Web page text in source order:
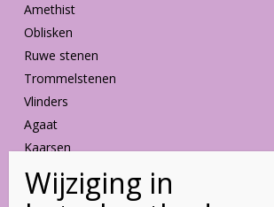
Amethist
Oblisken
Ruwe stenen
Trommelstenen
Vlinders
Agaat
Kaarsen
Vormen